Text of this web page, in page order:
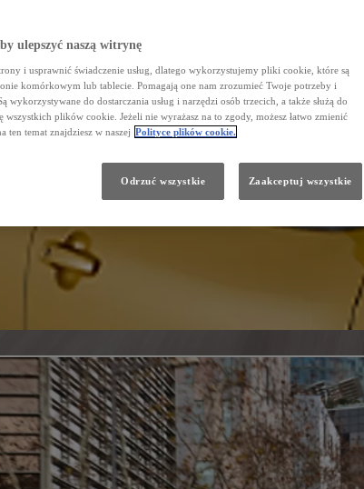
ulepszyć naszą witrynę
i usprawnić świadczenie usług, dlatego wykorzystujemy pliki cookie, które są
komórkowym lub tablecie. Pomagają one nam zrozumieć Twoje potrzeby i
wykorzystywane do dostarczania usług i narzędzi osób trzecich, a także służą do
plików cookie. Jeżeli nie wyrażasz na to zgody, możesz łatwo zmienić
ten temat znajdziesz w naszej Polityce plików cookie.
Odrzuć wszystkie Zaakceptuj wszystkie